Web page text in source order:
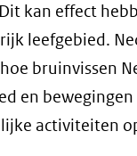
kan effect
leefgebied.
bruinvissen
en
activiteiten